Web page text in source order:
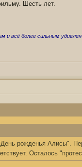
Шесть лет.
и всё более сильным
рожденья Алисы".
Осталось